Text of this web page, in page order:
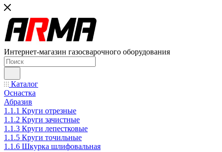
Интернет-магазин газосварочного оборудования
Каталог
Оснастка
Абразив
1.1.1 Круги отрезные
1.1.2 Круги зачистные
1.1.3 Круги лепестковые
1.1.5 Круги точильные
1.1.6 Шкурка шлифовальная